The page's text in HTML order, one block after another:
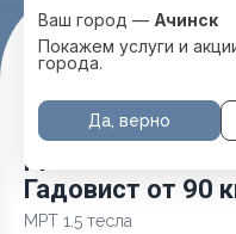
Ваш город — Ачинск
Покажем услуги и
города.
Да, верно
Главная Услуги и цены
Дополнительное
Гадовист от 90
МРТ 1.5 тесла